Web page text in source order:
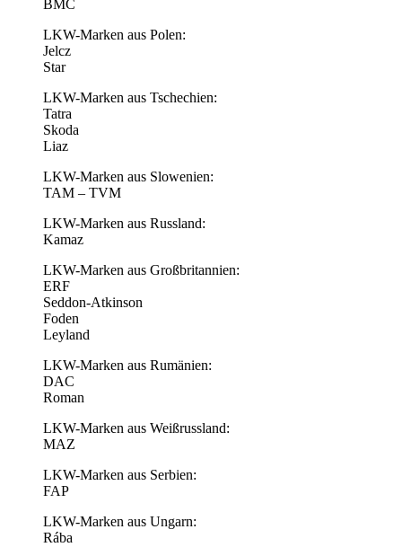
BMC
LKW-Marken aus Polen:
Jelcz
Star
LKW-Marken aus Tschechien:
Tatra
Skoda
Liaz
LKW-Marken aus Slowenien:
TAM – TVM
LKW-Marken aus Russland:
Kamaz
LKW-Marken aus Großbritannien:
ERF
Seddon-Atkinson
Foden
Leyland
LKW-Marken aus Rumänien:
DAC
Roman
LKW-Marken aus Weißrussland:
MAZ
LKW-Marken aus Serbien:
FAP
LKW-Marken aus Ungarn:
Rába